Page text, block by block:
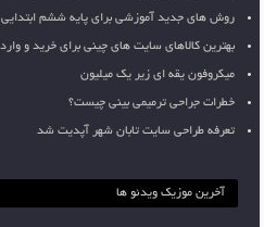
روش های جدید آموزشی برای پایه ششم ابتدایی
بهترین کالاهای سایت های چینی برای خرید و
میکروفون یقه ای زیر یک میلیون
خطرات جراحی ترمیمی بینی چیست؟
تعرفه طراحی سایت تابان شهر آپدیت شد
آخرین موزیک ویدئو ها